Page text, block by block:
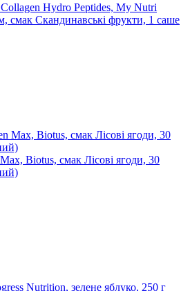
Hydro Peptides, My Nutri
смак Скандинавські фрукти, 1 саше
Biotus, смак Лісові ягоди, 30